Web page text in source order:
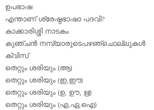
ഉപഭാഷ
എന്താണ് ശ്രേഷ്ഠഭാഷാ പദവി?
കാക്കാരിശ്ശി നാടകം
കുഞ്ചന്‍ നമ്പ്യാരുടെപഴഞ്ചൊല്ലുകള്‍
ക്വിസ്
തെറ്റും ശരിയും (ആ)
തെറ്റും ശരിയും (ഇ,ഈ)
തെറ്റും ശരിയും (ഉ, ഊ, ഋ)
തെറ്റും ശരിയും (എ,ഏ,ഐ)